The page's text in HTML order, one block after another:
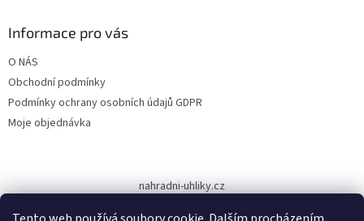
Informace pro vás
O NÁS
Obchodní podmínky
Podmínky ochrany osobních údajů GDPR
Moje objednávka
nahradni-uhliky.cz